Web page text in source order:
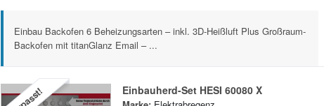
Einbau Backofen 6 Beheizungsarten – inkl. 3D-Heißluft Plus Großraum-
Backofen mit titanGlanz Email – ...
Einbauherd-Set HESI 60080 X